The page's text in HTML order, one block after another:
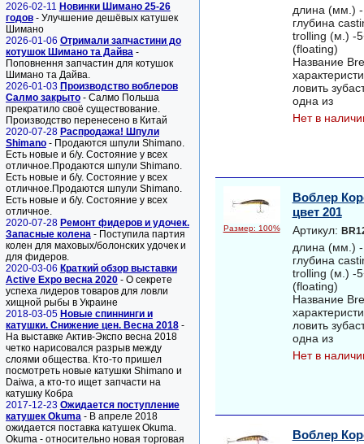
длина (мм.) -
глубина
trolling (м.) -
(floating)
Название
ловить
одна из
Нет в
Размер: 100%
Воблер
цвет 201
Артикул:
длина (мм.) -
глубина
trolling (м.) -
(floating)
Название
ловить
одна из
Нет в
Воблер
2026-02-11 Новинки Шимано 25-26
годов - Улучшение дешёвых катушек
Шимано
2026-01-06 Отримали запчастини до
котушок Шимано та Дайва -
Поповнення запчастин для котушок
Шимано та Дайва.
2026-01-03 Производство воблеров
Салмо закрыто - Салмо Польша
прекратило своё существование.
Производство перенесено в Китай
2020-07-28 Распродажа! Шпули
Shimano - Продаются шпули Shimano.
Есть новые и б/у. Состояние у всех
отличное.Продаются шпули Shimano.
Есть новые и б/у. Состояние у всех
отличное.Продаются шпули Shimano.
Есть новые и б/у. Состояние у всех
отличное.
2020-07-28 Ремонт фидеров и удочек.
Запасные колена - Поступила партия
колен для маховых/болонских удочек и
для фидеров.
2020-03-06 Краткий обзор выставки
Active Expo весна 2020 - О секрете
успеха лидеров товаров для ловли
хищной рыбы в Украине
2018-03-05 Новые спиннинги и
катушки. Снижение цен. Весна 2018 -
На выставке Актив-Экспо весна 2018
четко нарисовался разрыв между
слоями общества. Кто-то пришел
посмотреть новые катушки Shimano и
Daiwa, а кто-то ищет запчасти на
катушку Кобра
2017-12-23 Ожидается поступление
катушек Okuma - В апреле 2018
ожидается поставка катушек Okuma.
Okuma - относительно новая торговая